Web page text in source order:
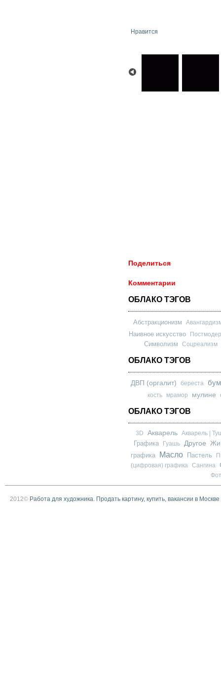
Нравится
Поделиться
Комментарии
ОБЛАКО ТЭГОВ
Абстракционизм
Наивное искусство
Символизм Соцреализм
ОБЛАКО ТЭГОВ
ДВП (оргалит) береста
кость мрамор мулине
ОБЛАКО ТЭГОВ
3D Акварель Акварель |
Графика Гуашь Другое
графика
Масло Пастель
(цифровая) графика
Сангина
2012© Работа для художника. Продать картину, купить, вакансии в Москве